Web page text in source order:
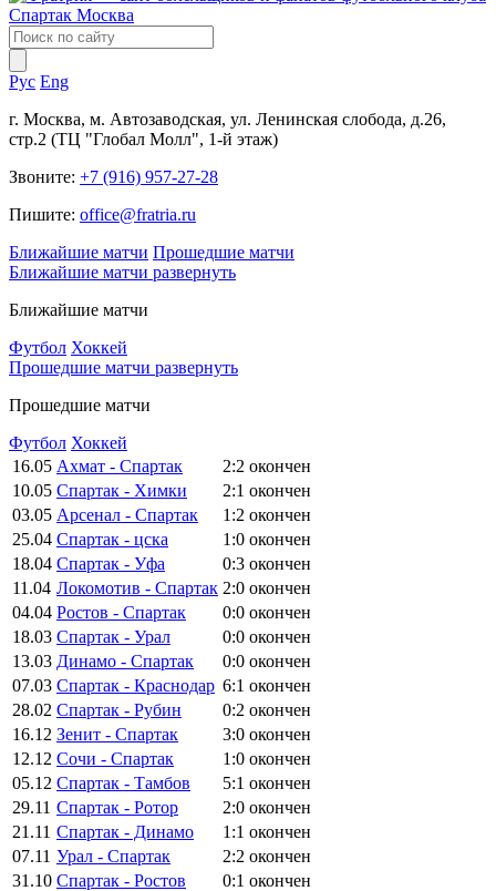
Рус Eng
г. Москва, м. Автозаводская, ул. Ленинская слобода, д.26,
стр.2 (ТЦ "Глобал Молл", 1-й этаж)
Звоните: +7 (916) 957-27-28
Пишите: office@fratria.ru
Ближайшие матчи Прошедшие матчи
Ближайшие матчи развернуть
Ближайшие матчи
Футбол Хоккей
Прошедшие матчи развернуть
Прошедшие матчи
Футбол Хоккей
16.05 Ахмат - Спартак 2:2 окончен
10.05 Спартак - Химки 2:1 окончен
03.05 Арсенал - Спартак 1:2 окончен
25.04 Спартак - цска 1:0 окончен
18.04 Спартак - Уфа 0:3 окончен
11.04 Локомотив - Спартак 2:0 окончен
04.04 Ростов - Спартак 0:0 окончен
18.03 Спартак - Урал 0:0 окончен
13.03 Динамо - Спартак 0:0 окончен
07.03 Спартак - Краснодар 6:1 окончен
28.02 Спартак - Рубин 0:2 окончен
16.12 Зенит - Спартак 3:0 окончен
12.12 Сочи - Спартак 1:0 окончен
05.12 Спартак - Тамбов 5:1 окончен
29.11 Спартак - Ротор 2:0 окончен
21.11 Спартак - Динамо 1:1 окончен
07.11 Урал - Спартак 2:2 окончен
31.10 Спартак - Ростов 0:1 окончен